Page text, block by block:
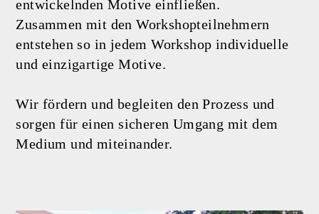
entwickelnden Motive einfließen.
Zusammen mit den Workshopteilnehmern
entstehen so in jedem Workshop individuelle
und einzigartige Motive.
Wir fördern und begleiten den Prozess und
sorgen für einen sicheren Umgang mit dem
Medium und miteinander.